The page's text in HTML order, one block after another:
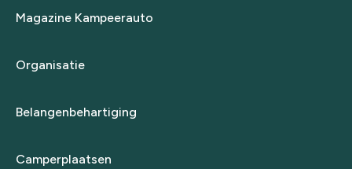
Magazine Kampeerauto
Organisatie
Belangenbehartiging
Camperplaatsen